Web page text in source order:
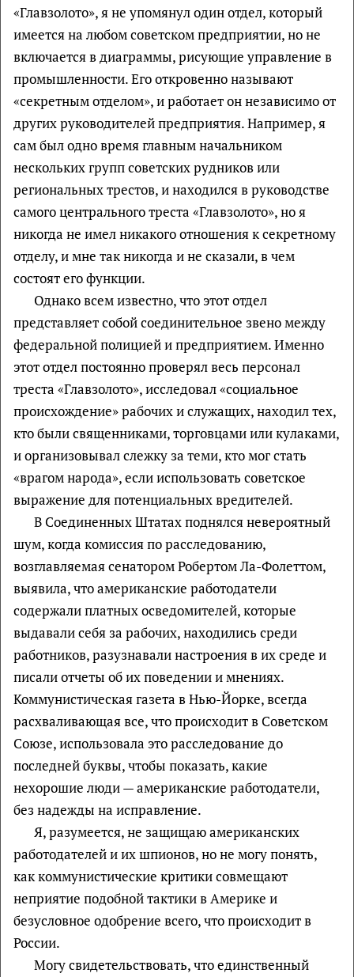
«Главзолото», я не упомянул один отдел, который
имеется на любом советском предприятии, но не
включается в диаграммы, рисующие управление в
промышленности. Его откровенно называют
«секретным отделом», и работает он независимо от
других руководителей предприятия. Например, я
сам был одно время главным начальником
нескольких групп советских рудников или
региональных трестов, и находился в руководстве
самого центрального треста «Главзолото», но я
никогда не имел никакого отношения к секретному
отделу, и мне так никогда и не сказали, в чем
состоят его функции.
Однако всем известно, что этот отдел
представляет собой соединительное звено между
федеральной полицией и предприятием. Именно
этот отдел постоянно проверял весь персонал
треста «Главзолото», исследовал «социальное
происхождение» рабочих и служащих, находил тех,
кто были священниками, торговцами или кулаками,
и организовывал слежку за теми, кто мог стать
«врагом народа», если использовать советское
выражение для потенциальных вредителей.
В Соединенных Штатах поднялся невероятный
шум, когда комиссия по расследованию,
возглавляемая сенатором Робертом Ла-Фолеттом,
выявила, что американские работодатели
содержали платных осведомителей, которые
выдавали себя за рабочих, находились среди
работников, разузнавали настроения в их среде и
писали отчеты об их поведении и мнениях.
Коммунистическая газета в Нью-Йорке, всегда
расхваливающая все, что происходит в Советском
Союзе, использовала это расследование до
последней буквы, чтобы показать, какие
нехорошие люди — американские работодатели,
без надежды на исправление.
Я, разумеется, не защищаю американских
работодателей и их шпионов, но не могу понять,
как коммунистические критики совмещают
неприятие подобной тактики в Америке и
безусловное одобрение всего, что происходит в
России.
Могу свидетельствовать, что единственный